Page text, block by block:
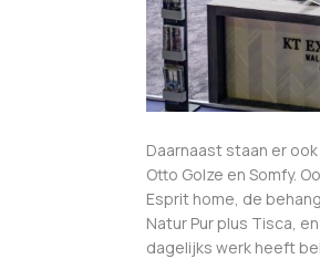
Daarnaast staan er
Otto Golze en Somfy.
Esprit home, de
Natur Pur plus Tisca,
dagelijks werk heeft